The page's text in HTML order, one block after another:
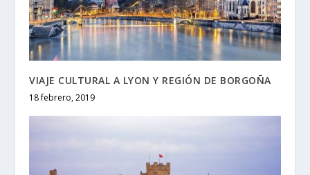
VIAJE CULTURAL A LYON Y REGIÓN DE BORGOÑA
18 febrero, 2019